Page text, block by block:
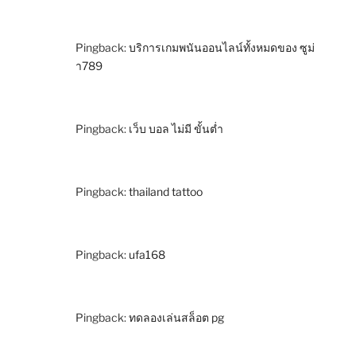
Pingback:บริการเกมพนันออนไลน์ทั้งหมดของ ซูม่
า789
Pingback: เว็บ บอล ไม่มี ขั้นต่ำ
Pingback:thailand tattoo
Pingback: ufa168
Pingback:ทดลองเล่นสล็อต pg